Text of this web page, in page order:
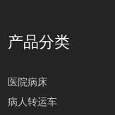
产品分类
医院病床
病人转运车